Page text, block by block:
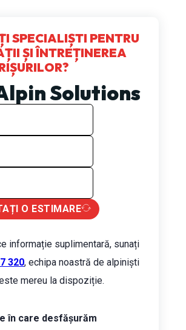
SPECIALIȘTI PENTRU
ȘI ÎNTREȚINEREA
Solutions
O ESTIMARE
informație suplimentară, sunați
320, echipa noastră de alpiniști
mereu la dispoziție.
în care desfășurăm